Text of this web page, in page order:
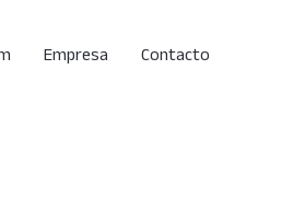
Empresa Contacto